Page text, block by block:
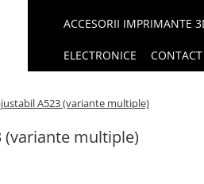
ACCESORII IMPRIMANTE
ELECTRONICE CONTACT
A523 (variante multiple)
(variante multiple)